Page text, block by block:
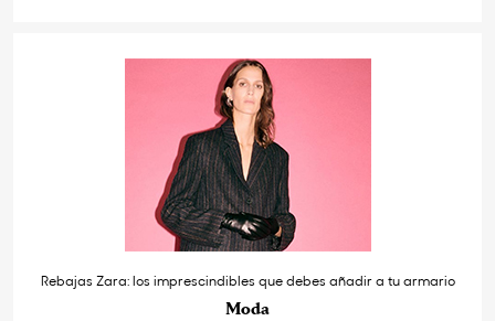
Rebajas Zara: los imprescindibles que debes añadir a tu armario
Moda